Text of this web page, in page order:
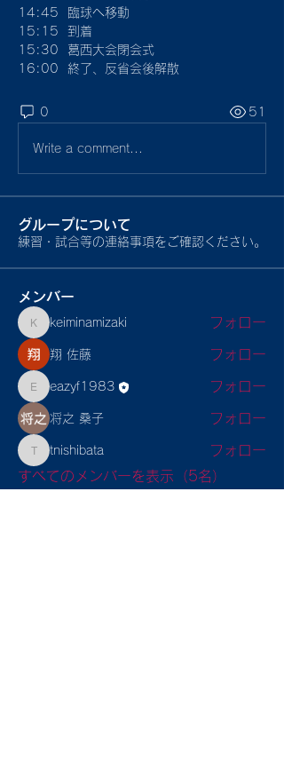
14:45  臨球へ移動
15:15  到着
15:30  葛西大会閉会式
16:00  終了、反省会後解散
0 51
Write a comment...
グループについて
練習・試合等の連絡事項をご確認ください。
メンバー
keiminamizaki
keiminamizaki フォロー
翔 佐藤 フォロー
eazyf1983
eazyf1983 フォロー
将之 桑子 フォロー
tnishibata
tnishibata
フォロー
すべてのメンバーを表示（5名）